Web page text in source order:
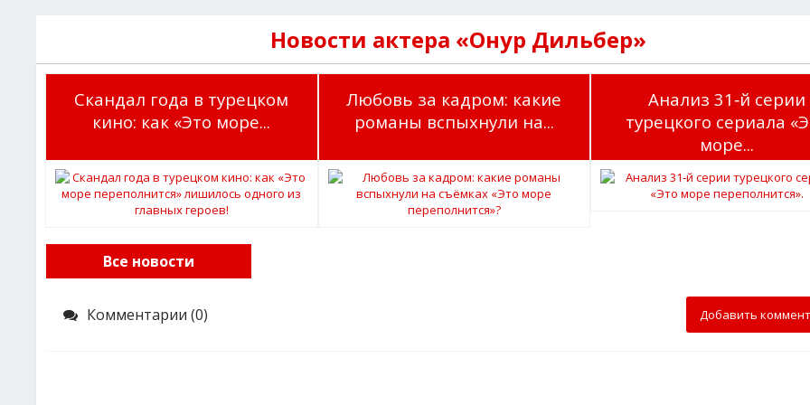
Новости актера «Онур Дильбер»
Скандал года в турецком
кино: как «Это море...
Любовь за кадром: какие
романы вспыхнули на...
Анализ 31‑й серии
турецкого сериала
море...
Все новости
Комментарии (0) Добавить